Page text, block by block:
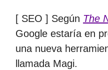
[ SEO ] Según The
Google estaría en
una nueva
llamada Magi.